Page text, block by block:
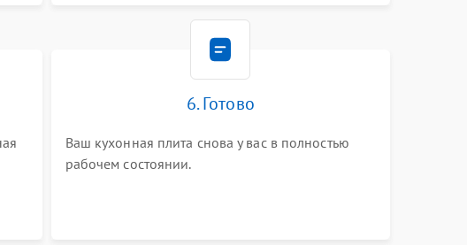
6. Готово
Ваш кухонная плита снова у вас в полностью
рабочем состоянии.